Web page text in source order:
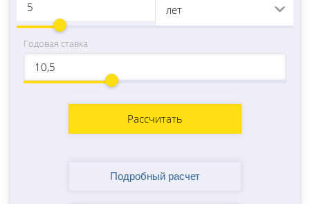
лет
Годовая ставка
Рассчитать